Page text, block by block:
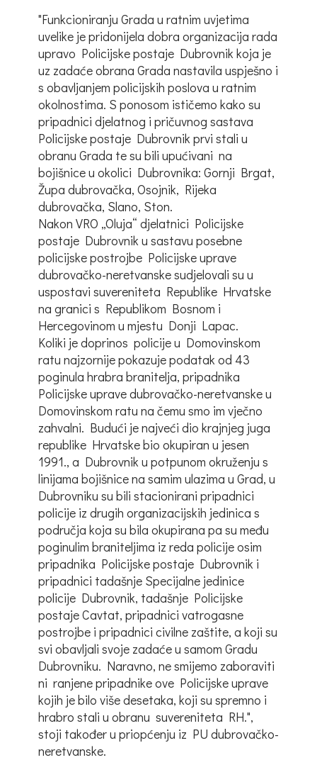
"Funkcioniranju Grada u ratnim uvjetima
uvelike je pridonijela dobra organizacija rada
upravo Policijske postaje Dubrovnik koja je
uz zadaće obrana Grada nastavila uspješno i
s obavljanjem policijskih poslova u ratnim
okolnostima. S ponosom ističemo kako su
pripadnici djelatnog i pričuvnog sastava
Policijske postaje Dubrovnik prvi stali u
obranu Grada te su bili upućivani na
bojišnice u okolici Dubrovnika: Gornji Brgat,
Župa dubrovačka, Osojnik, Rijeka
dubrovačka, Slano, Ston.
Nakon VRO „Oluja“ djelatnici Policijske
postaje Dubrovnik u sastavu posebne
policijske postrojbe Policijske uprave
dubrovačko-neretvanske sudjelovali su u
uspostavi suvereniteta Republike Hrvatske
na granici s Republikom Bosnom i
Hercegovinom u mjestu Donji Lapac.
Koliki je doprinos policije u Domovinskom
ratu najzornije pokazuje podatak od 43
poginula hrabra branitelja, pripadnika
Policijske uprave dubrovačko-neretvanske u
Domovinskom ratu na čemu smo im vječno
zahvalni. Budući je najveći dio krajnjeg juga
republike Hrvatske bio okupiran u jesen
1991., a Dubrovnik u potpunom okruženju s
linijama bojišnice na samim ulazima u Grad, u
Dubrovniku su bili stacionirani pripadnici
policije iz drugih organizacijskih jedinica s
područja koja su bila okupirana pa su među
poginulim braniteljima iz reda policije osim
pripadnika Policijske postaje Dubrovnik i
pripadnici tadašnje Specijalne jedinice
policije Dubrovnik, tadašnje Policijske
postaje Cavtat, pripadnici vatrogasne
postrojbe i pripadnici civilne zaštite, a koji su
svi obavljali svoje zadaće u samom Gradu
Dubrovniku. Naravno, ne smijemo zaboraviti
ni ranjene pripadnike ove Policijske uprave
kojih je bilo više desetaka, koji su spremno i
hrabro stali u obranu suvereniteta RH.",
stoji također u priopćenju iz PU dubrovačko-
neretvanske.